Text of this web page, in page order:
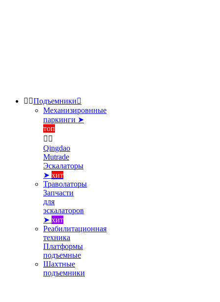
 Подъемники
Механизировнные
паркинги ➤
топ
 
Qingdao
Mutrade
Эскалаторы
➤ хит
Траволаторы
Запчасти
для
эскалаторов
➤ хит
Реабилитационная
техника
Платформы
подъемные
Шахтные
подъемники